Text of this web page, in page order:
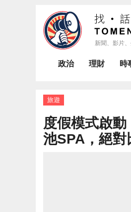
政治 理財 時
旅遊
度假模式啟
池SPA，絕